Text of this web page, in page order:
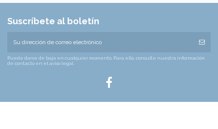
Suscríbete al boletín
Puede darse de baja en cualquier momento. Para ello, consulte nuestra información
de contacto en el aviso legal.